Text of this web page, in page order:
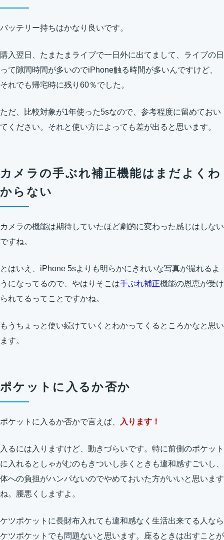
バッテリー持ちはかなり良いです。
購入翌日、たまたまライブで一日外に出てまして、ライブの日
って隙間時間が多いのでiPhone触る時間が多いんですけど、
それでも帰宅時に残り60％でした。
ただ、比較対象が1年使った5sなので、参考程度に留めておい
てください。それと使い方によっても差が出ると思います。
カメラの手ぶれ補正機能はまだよくわ
からない
カメラの機能は期待していたほど劇的に変わった感じはしない
ですね。
とはいえ、iPhone 5sよりも明らかにきれいな写真が撮れるよ
うになってるので、やはりそこは手ぶれ補正機能の恩恵が受け
られてるってことですかね。
もうちょっと使い続けていくとわかってくるところかなと思い
ます。
ポケットに入るか否か
ポケットに入るか否かで言えば、 入ります！
入るには入りますけど、動きづらいです。特に前側のポケット
に入れるとしゃがむのもきついし歩くときも違和感すごいし、
体への負担がハンパないのでやめておいた方がいいと思います
ね。腰悪くしますよ。
ケツポケットに長財布入れても違和感なく生活出来てる人なら
ケツポケットでも問題ないと思います。座るときは出すことが